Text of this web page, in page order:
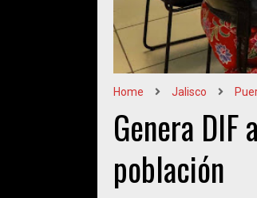
Home Jalisco
Genera
población